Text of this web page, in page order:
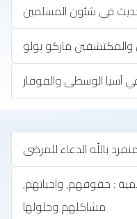
في شئون المسلمين
ماركو پولو
آسيا الوسطى والقوقاز
باللّه الدعاء للمرضى
: حقوقهم, واجباتهم,
مشاكلهم وحلولها